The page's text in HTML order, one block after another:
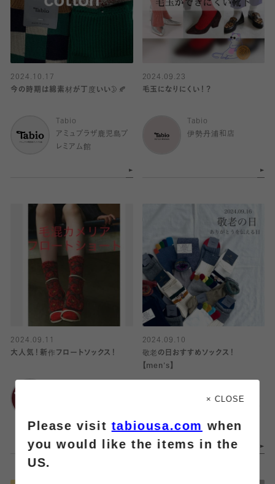
2024.10.17
今の時期は綿素材が丁度いい🌛🍂
Tabio
アミュプラザ鹿児島プ
レミアム館
2024.09.23
毛玉になりにくい！？
Tabio
伊勢丹浦和店
2024.09.11
大人気！新作フロートソックス！
2024.09.10
敬老の日おすすめソックス！
【men's】
Tabio
レミアム館
× CLOSE
Please visittabiousa.com when
you would like the items in the
US.